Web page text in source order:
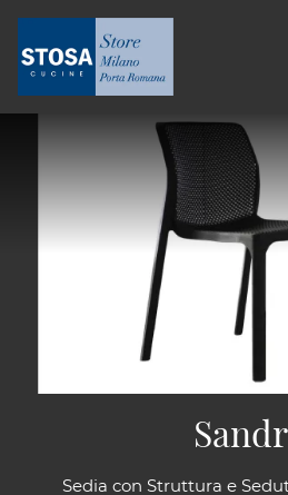
Sedia con Struttura e